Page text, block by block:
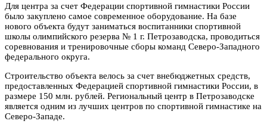
Для центра за счет Федерации спортивной гимнастики России
было закуплено самое современное оборудование. На базе
нового объекта будут заниматься воспитанники спортивной
школы олимпийского резерва № 1 г. Петрозаводска, проводиться
соревнования и тренировочные сборы команд Северо-Западного
федерального округа.
Строительство объекта велось за счет внебюджетных средств,
предоставленных Федерацией спортивной гимнастики России, в
размере 150 млн. рублей. Региональный центр в Петрозаводске
является одним из лучших центров по спортивной гимнастике на
Северо-Западе.